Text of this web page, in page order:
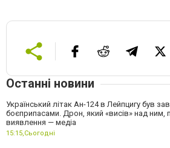
Останні новини
Український літак Ан-124 в Лейпцигу був
боєприпасами. Дрон, який «висів» над
виявлення — медіа
15:15,Сьогодні